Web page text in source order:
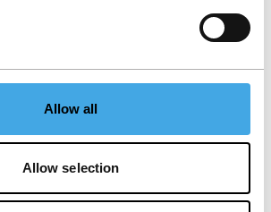
Allow all
Allow selection